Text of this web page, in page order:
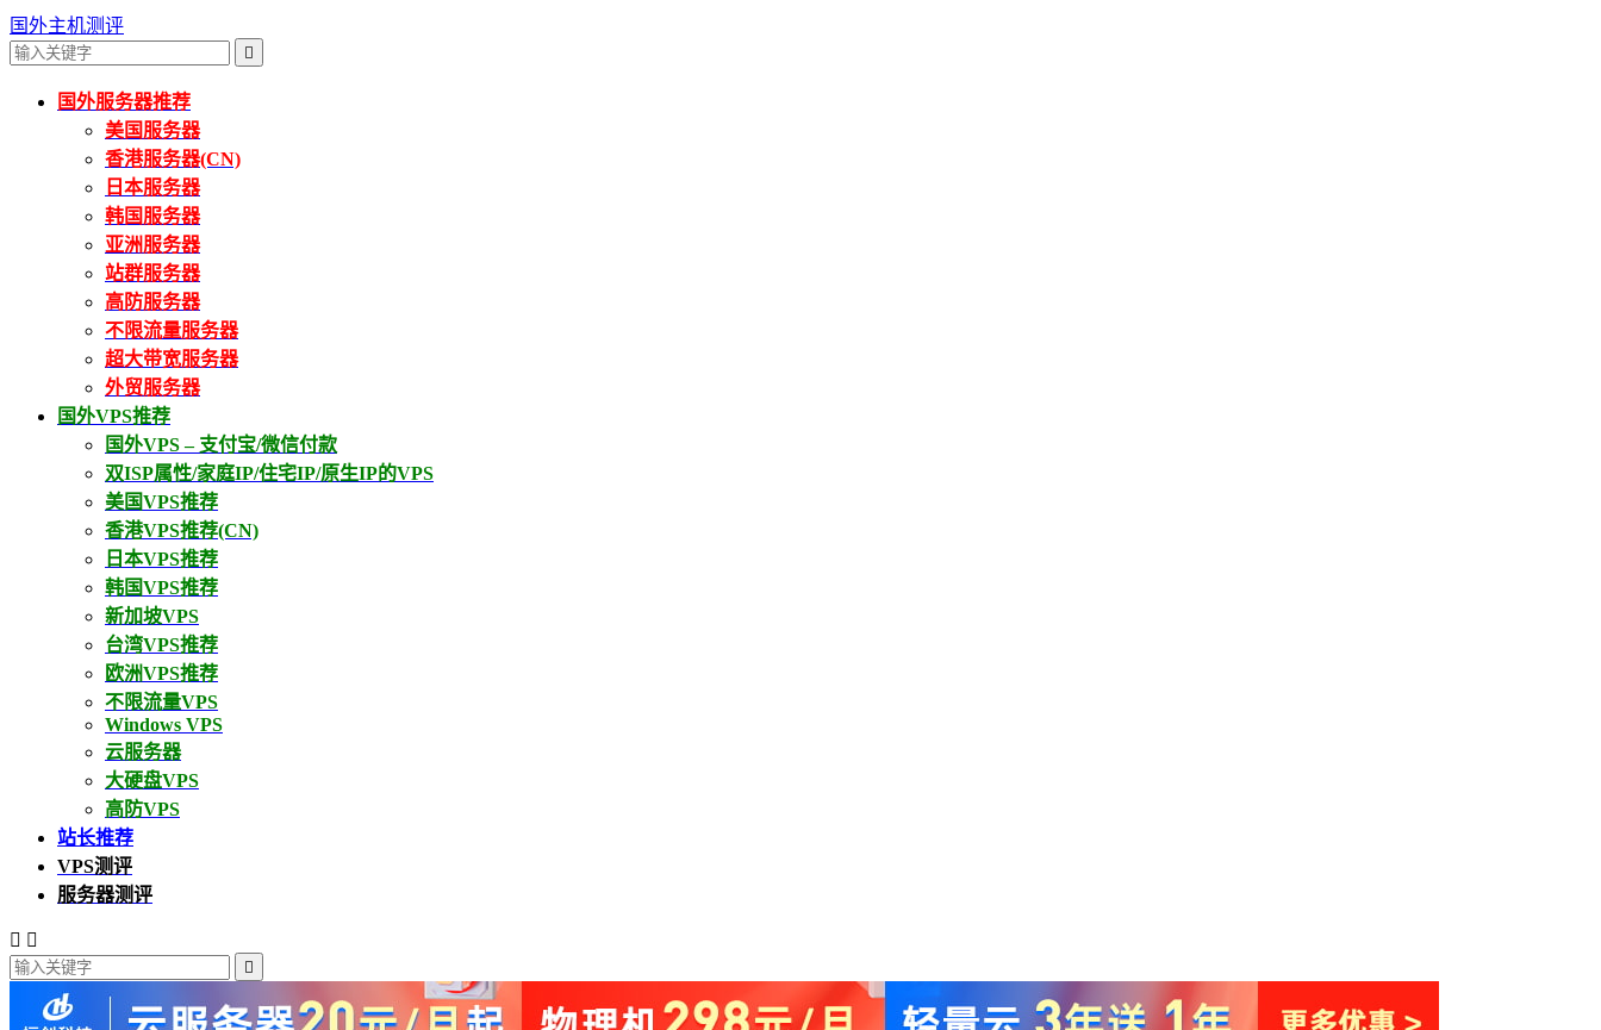
国外主机测评

国外服务器推荐
美国服务器
香港服务器(CN)
日本服务器
韩国服务器
亚洲服务器
站群服务器
高防服务器
不限流量服务器
超大带宽服务器
外贸服务器
国外VPS推荐
国外VPS – 支付宝/微信付款
双ISP属性/家庭IP/住宅IP/原生IP的VPS
美国VPS推荐
香港VPS推荐(CN)
日本VPS推荐
韩国VPS推荐
新加坡VPS
台湾VPS推荐
欧洲VPS推荐
不限流量VPS
Windows VPS
云服务器
大硬盘VPS
高防VPS
站长推荐
VPS测评
服务器测评
 
